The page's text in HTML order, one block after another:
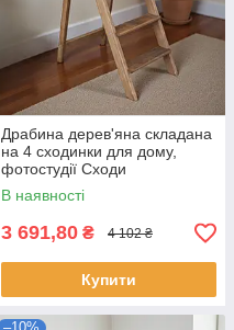
Драбина дерев'яна складана
на 4 сходинки для дому,
фотостудії Сходи
трансформер побутові
розкладні
В наявності
3 691,80 ₴ 4 102 ₴
Купити